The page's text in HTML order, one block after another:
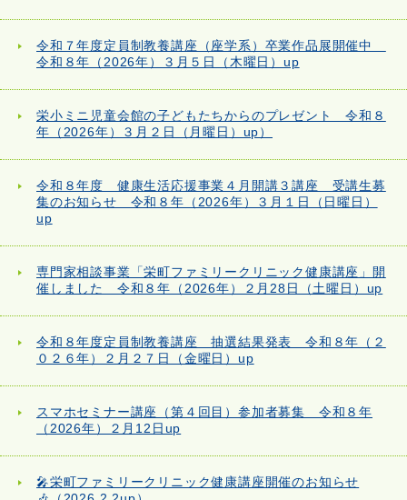
令和７年度定員制教養講座（座学系）卒業作品展開催中
令和８年（2026年）３月５日（木曜日）up
栄小ミニ児童会館の子どもたちからのプレゼント 令和８
年（2026年）３月２日（月曜日）up）
令和８年度 健康生活応援事業４月開講３講座 受講生募
集のお知らせ 令和８年（2026年）３月１日（日曜日）
up
専門家相談事業「栄町ファミリークリニック健康講座」開
催しました 令和８年（2026年）２月28日（土曜日）up
令和８年度定員制教養講座 抽選結果発表 令和８年（２
０２６年）２月２７日（金曜日）up
スマホセミナー講座（第４回目）参加者募集 令和８年
（2026年）２月12日up
🎤栄町ファミリークリニック健康講座開催のお知らせ